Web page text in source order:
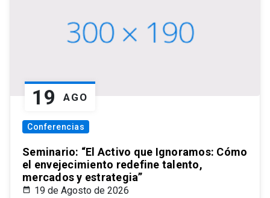
19 AGO
Conferencias
Seminario: “El Activo que Ignoramos: Cómo
el envejecimiento redefine talento,
mercados y estrategia”
19 de Agosto de 2026